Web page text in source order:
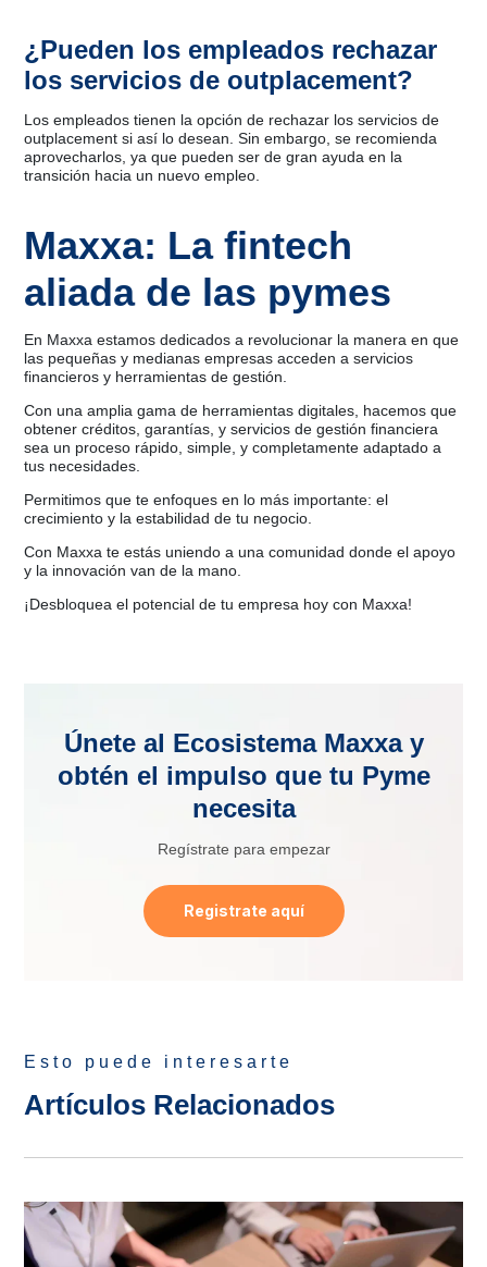
¿Pueden los empleados rechazar
los servicios de outplacement?
Los empleados tienen la opción de rechazar los servicios de
outplacement si así lo desean. Sin embargo, se recomienda
aprovecharlos, ya que pueden ser de gran ayuda en la
transición hacia un nuevo empleo.
Maxxa: La fintech
aliada de las pymes
En Maxxa estamos dedicados a revolucionar la manera en que
las pequeñas y medianas empresas acceden a servicios
financieros y herramientas de gestión.
Con una amplia gama de herramientas digitales, hacemos que
obtener créditos, garantías, y servicios de gestión financiera
sea un proceso rápido, simple, y completamente adaptado a
tus necesidades.
Permitimos que te enfoques en lo más importante: el
crecimiento y la estabilidad de tu negocio.
Con Maxxa te estás uniendo a una comunidad donde el apoyo
y la innovación van de la mano.
¡Desbloquea el potencial de tu empresa hoy con Maxxa!
Únete al Ecosistema Maxxa y
obtén el impulso que tu Pyme
necesita
Regístrate para empezar
Registrate aquí
Esto puede interesarte
Artículos Relacionados